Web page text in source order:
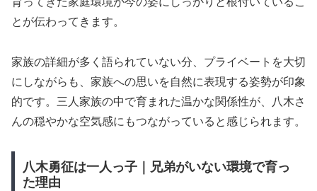
とが伝わってきます。
家族の詳細が多く語られていない分、プライベートを大切
にしながらも、家族への思いを自然に表現する姿勢が印象
的です。三人家族の中で育まれた温かな関係性が、八木さ
んの穏やかな空気感にもつながっていると感じられます。
八木勇征は一人っ子｜兄弟がいない環境で育っ
た理由